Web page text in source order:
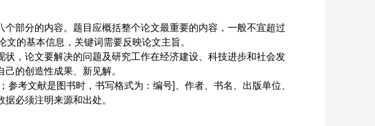
部分的内容。题目应概括整个论文最重要的内容，一般不宜超过
的基本信息，关键词需要反映论文主旨。
，论文要解决的问题及研究工作在经济建设、科技进步和社会发
的创造性成果、新见解。
考文献是图书时，书写格式为：编号]、作者、书名、出版单位、
必须注明来源和出处。